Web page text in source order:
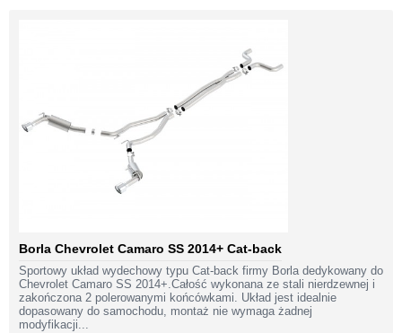
Borla Chevrolet Camaro SS 2014+ Cat-back
Sportowy układ wydechowy typu Cat-back firmy Borla dedykowany do
Chevrolet Camaro SS 2014+.Całość wykonana ze stali nierdzewnej i
zakończona 2 polerowanymi końcówkami. Układ jest idealnie
dopasowany do samochodu, montaż nie wymaga żadnej
modyfikacji...